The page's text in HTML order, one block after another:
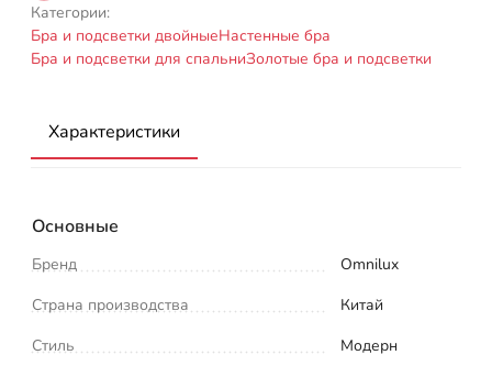
Категории:
Бра и подсветки двойныеНастенные бра
Бра и подсветки для спальниЗолотые бра и подсветки
Характеристики
Основные
Бренд
Omnilux
Страна производства
Китай
Стиль
Модерн